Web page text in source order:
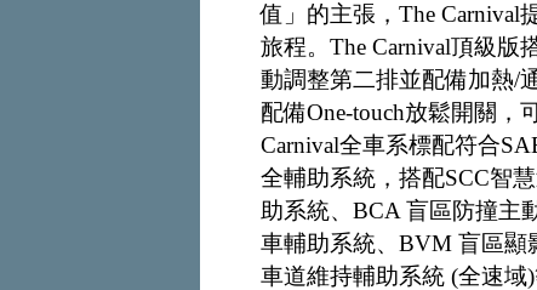
值」的主張，The Carnival
旅程。The Carnival頂級
動調整第二排並配備加熱/
配備One-touch放鬆開關，
Carnival全車系標配符合
全輔助系統，搭配SCC智
助系統、BCA 盲區防撞主
車輔助系統、BVM 盲區
車道維持輔助系統 (全速